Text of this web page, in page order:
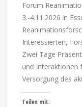
Forum
3.-4.11.2026 in
Interessierten,
Zwei Tage
und Interaktionen
Versorgung des
Teilen mit: